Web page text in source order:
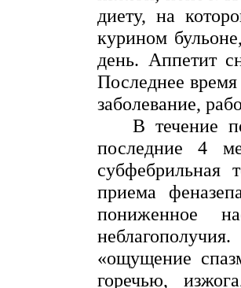
диету, на
курином
день. Аппетит
Последнее время
заболевание,
В течение
последние 4
субфебрильная
приема
пониженное
«ощущение
горечью,